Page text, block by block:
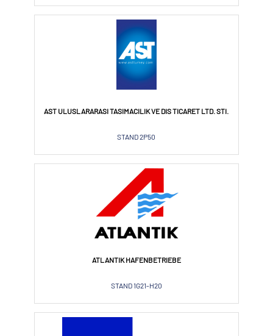
AST ULUSLARARASI TASIMACILIK VE DIS TICARET LTD. STI.
STAND 2P50
ATLANTIK HAFENBETRIEBE
STAND 1G21-H20